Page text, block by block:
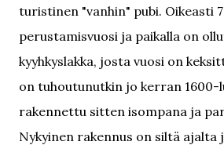
turistinen "vanhin" pubi. Oikeasti
perustamisvuosi ja paikalla on
kyyhkyslakka, josta vuosi on
on tuhoutunutkin jo kerran 1600-
rakennettu sitten isompana ja
Nykyinen rakennus on siltä ajalta